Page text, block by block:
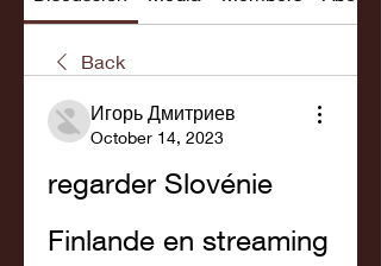
Back
Игорь Дмитриев
October 14, 2023
regarder Slovénie
Finlande en streaming